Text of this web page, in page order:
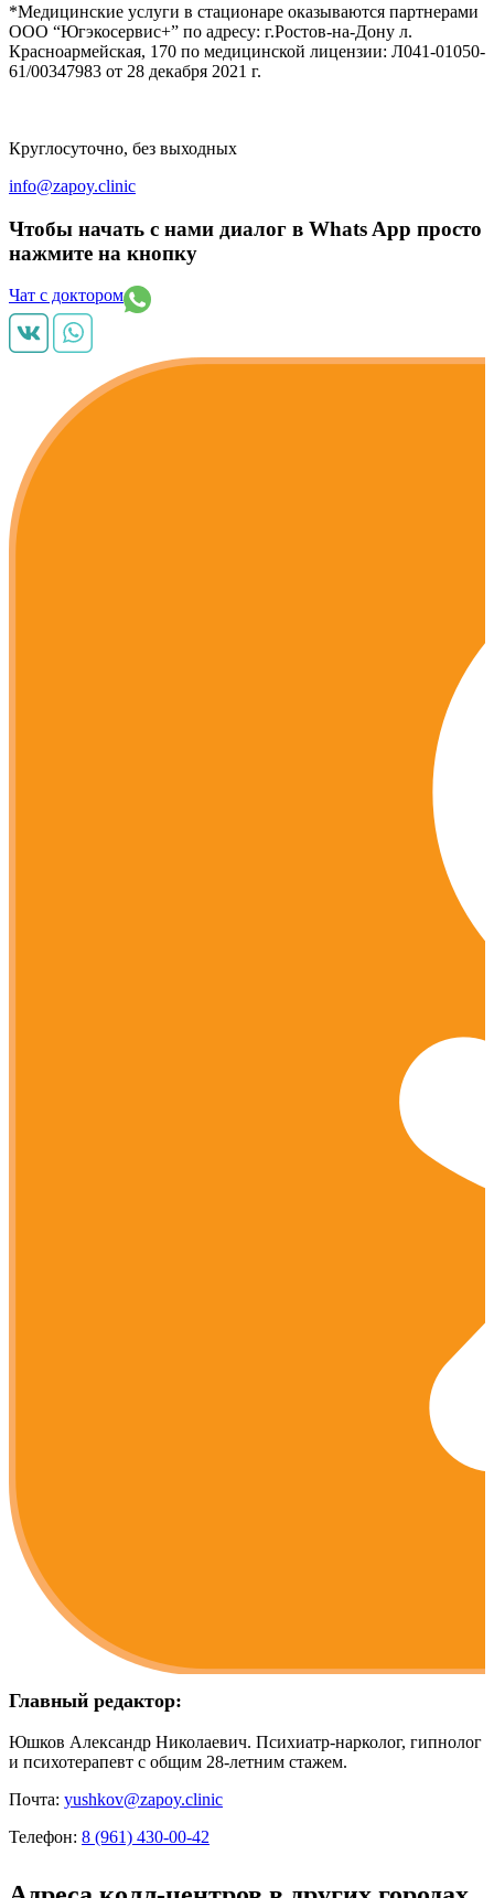
*Медицинские услуги в стационаре оказываются партнерами
ООО “Югэкосервис+” по адресу: г.Ростов-на-Дону л.
Красноармейская, 170 по медицинской лицензии: Л041-01050-
61/00347983 от 28 декабря 2021 г.
Круглосуточно, без выходных
info@zapoy.clinic
Чтобы начать с нами диалог в Whats App просто
нажмите на кнопку
Чат с доктором
Главный редактор:
Юшков Александр Николаевич. Психиатр-нарколог, гипнолог
и психотерапевт с общим 28-летним стажем.
Почта: yushkov@zapoy.clinic
Телефон: 8 (961) 430-00-42